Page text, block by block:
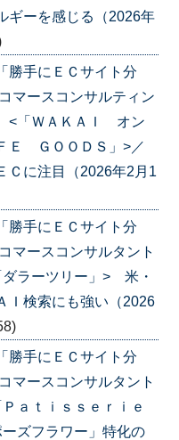
ギーを感じる（2026年
勝手にＥＣサイト分
マースコンサルティン
<「ＷＡＫＡＩ オン
Ｅ ＧＯＯＤＳ」>／
Ｃに注目（2026年2月1
勝手にＥＣサイト分
ースコンサルタント
ラーツリー」> 米・
Ｉ検索にも強い（2026
勝手にＥＣサイト分
ースコンサルタント
ａｔｉｓｓｅｒｉｅ
ズフラワー」特化の